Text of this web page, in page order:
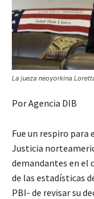
La jueza neoyorkina
Por Agencia DIB
Fue un respiro para
Justicia
demandantes en el
de las estadísticas
PBI- de revisar su